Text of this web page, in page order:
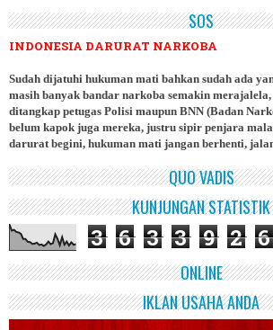
SOS
INDONESIA DARURAT NARKOBA
Sudah dijatuhi hukuman mati bahkan sudah ada
masih banyak bandar narkoba semakin
ditangkap petugas Polisi maupun BNN (Badan
belum kapok juga mereka, justru sipir penjara
darurat begini, hukuman mati jangan berhenti,
QUO VADIS
KUNJUNGAN STATISTIK
3 6 3 3 9 2 6
ONLINE
IKLAN USAHA ANDA